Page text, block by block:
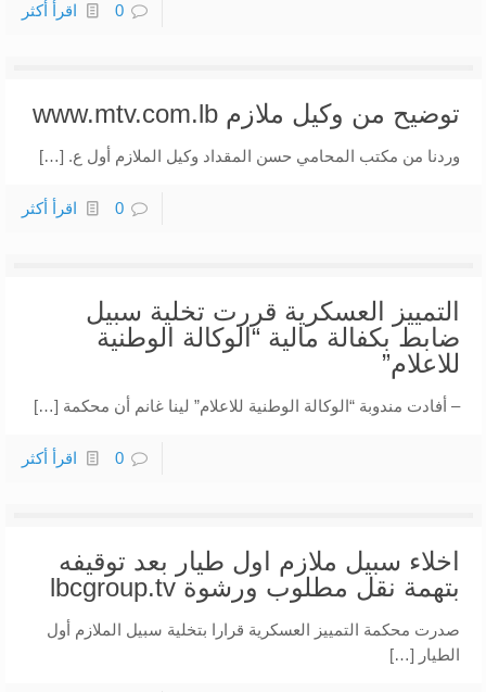
0 اقرأ أكثر
توضيح من وكيل ملازم www.mtv.com.lb
وردنا من مكتب المحامي حسن المقداد وكيل الملازم أول ع. […]
0 اقرأ أكثر
التمييز العسكرية قررت تخلية سبيل
ضابط بكفالة مالية “الوكالة الوطنية
للاعلام”
– أفادت مندوبة “الوكالة الوطنية للاعلام” لينا غانم أن محكمة […]
0 اقرأ أكثر
اخلاء سبيل ملازم اول طيار بعد توقيفه
بتهمة نقل مطلوب ورشوة lbcgroup.tv
صدرت محكمة التمييز العسكرية قرارا بتخلية سبيل الملازم أول
الطيار […]